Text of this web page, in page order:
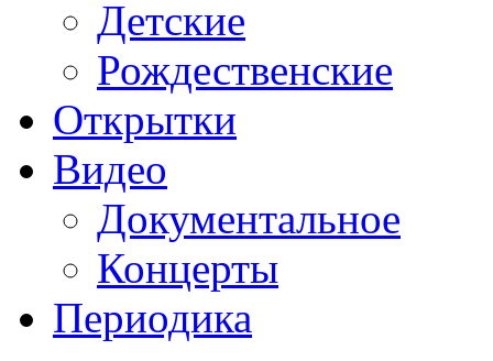
Детские
Рождественские
Открытки
Видео
Документальное
Концерты
Периодика